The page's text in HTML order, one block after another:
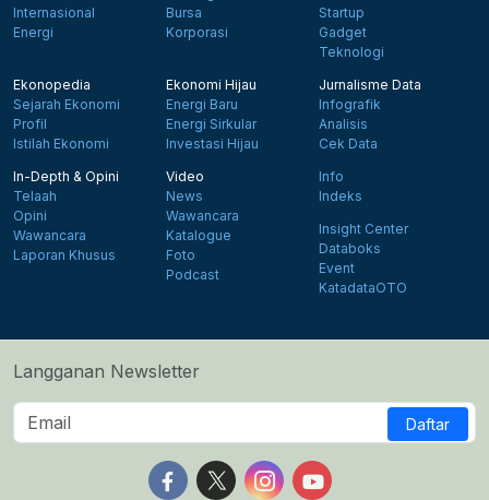
Internasional
Energi
Bursa
Korporasi
Startup
Gadget
Teknologi
Ekonopedia
Sejarah Ekonomi
Profil
Istilah Ekonomi
Ekonomi Hijau
Energi Baru
Energi Sirkular
Investasi Hijau
Jurnalisme Data
Infografik
Analisis
Cek Data
In-Depth & Opini
Telaah
Opini
Wawancara
Laporan Khusus
Video
News
Wawancara
Katalogue
Foto
Podcast
Info
Indeks
Insight Center
Databoks
Event
KatadataOTO
Langganan Newsletter
Daftar
Follow us on Facebook
Follow us on X
Follow us on Instagram
Follow us on